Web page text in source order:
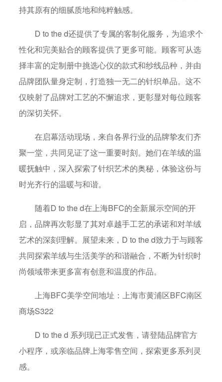
持其原有的细腻质地和纯粹触感。
D to the d还提供了专属的客制化服务，为追求个
性化和完美贴合的顾客提供了更多可能。顾客可从选
择丰富的定制册中挑选心仪的款式和纱线品种，并由
品牌团队量身定制，打造独一无二的针织单品。这不
仅映射了品牌对工艺的不懈追求，更彰显对每位顾客
的深切关怀。
在启幕活动现场，来自各界行业的品牌挚友们齐
聚一堂，共同见证了这一重要时刻。她们在羊绒的温
暖抚触中，深入探索了针织艺术的奥秘，体验这份与
时光齐行的温暖与和谐。
随着D to the d在上海BFC的全新展示空间的开
启，品牌再次彰显了其对卓越手工艺的承诺和对羊绒
艺术的深刻理解。展望未来，D to the d致力于与顾客
共同探索羊绒与生活美学的和谐融合，不断为针织时
尚领域带来更多富有创意和温度的作品。
上海BFC美学空间地址：上海市黄浦区BFC南区
商场S322
D to the d 系列现已正式发售，请登陆品牌官方
小程序，或亲临品牌上海零售空间，探索更多系列灵
感。